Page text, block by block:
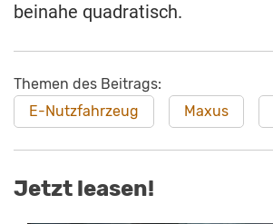
beinahe quadratisch.
Themen des Beitrags:
E-Nutzfahrzeug
Maxus
Jetzt leasen!